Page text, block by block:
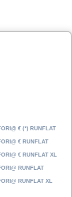
€ (*) RUNFLAT
€ RUNFLAT
€ RUNFLAT XL
RUNFLAT
RUNFLAT XL